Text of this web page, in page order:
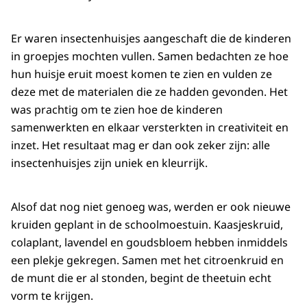
Er waren insectenhuisjes aangeschaft die de kinderen
in groepjes mochten vullen. Samen bedachten ze hoe
hun huisje eruit moest komen te zien en vulden ze
deze met de materialen die ze hadden gevonden. Het
was prachtig om te zien hoe de kinderen
samenwerkten en elkaar versterkten in creativiteit en
inzet. Het resultaat mag er dan ook zeker zijn: alle
insectenhuisjes zijn uniek en kleurrijk.
Alsof dat nog niet genoeg was, werden er ook nieuwe
kruiden geplant in de schoolmoestuin. Kaasjeskruid,
colaplant, lavendel en goudsbloem hebben inmiddels
een plekje gekregen. Samen met het citroenkruid en
de munt die er al stonden, begint de theetuin echt
vorm te krijgen.